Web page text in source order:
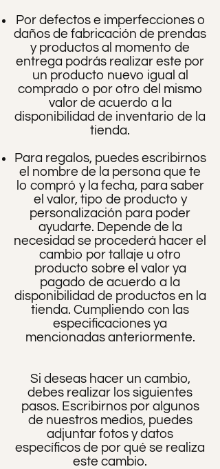
Por defectos e imperfecciones o
daños de fabricación de prendas
y productos al momento de
entrega podrás realizar este por
un producto nuevo igual al
comprado o por otro del mismo
valor de acuerdo a la
disponibilidad de inventario de la
tienda.
Para regalos, puedes escribirnos
el nombre de la persona que te
lo compró y la fecha, para saber
el valor, tipo de producto y
personalización para poder
ayudarte. Depende de la
necesidad se procederá hacer el
cambio por tallaje u otro
producto sobre el valor ya
pagado de acuerdo a la
disponibilidad de productos en la
tienda. Cumpliendo con las
especificaciones ya
mencionadas anteriormente.
Si deseas hacer un cambio,
debes realizar los siguientes
pasos. Escribirnos por algunos
de nuestros medios, puedes
adjuntar fotos y datos
específicos de por qué se realiza
este cambio.